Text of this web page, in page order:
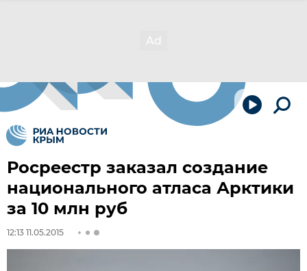
Росреестр заказал создание
национального атласа Арктики
за 10 млн руб
12:13 11.05.2015